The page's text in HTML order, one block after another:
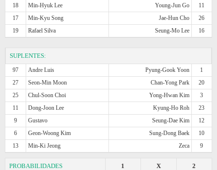
18
Min-Hyuk Lee Young-Jun Go
11
17
Min-Kyu Song Jae-Hun Cho
26
19
Rafael Silva Seung-Mo Lee 16
SUPLENTES:
97 Andre Luis Pyung-Gook Yoon
1
27
Seon-Min Moon Chan-Yong Park
20
25
Chul-Soon Choi Yong-Hwan Kim
3
11
Dong-Joon Lee Kyung-Ho Roh
23
9
Gustavo Seung-Dae Kim
12
6
Geon-Woong Kim Sung-Dong Baek
10
13
Min-Ki Jeong Zeca 9
PROBABILIDADES 2
X
1